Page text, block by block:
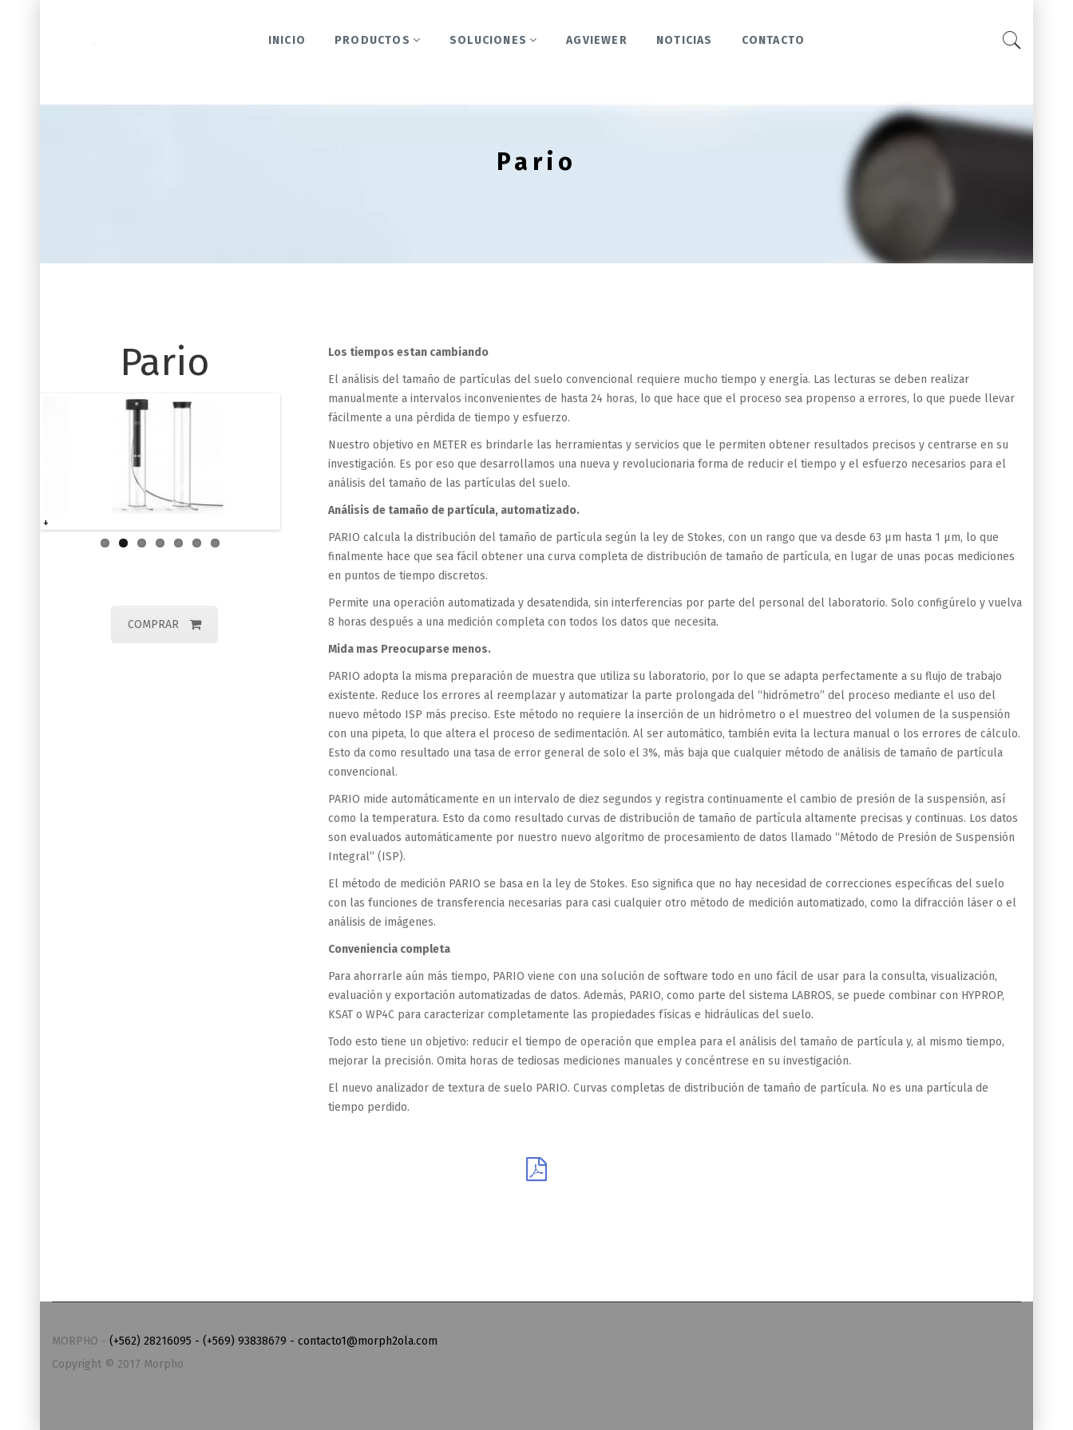
INICIO PRODUCTOS SOLUCIONES AGVIEWER NOTICIAS CONTACTO
Pario
Pario
+
COMPRAR
Los tiempos estan cambiando
El análisis del tamaño de partículas del suelo convencional requiere mucho tiempo y energía. Las lecturas se deben realizar
manualmente a intervalos inconvenientes de hasta 24 horas, lo que hace que el proceso sea propenso a errores, lo que puede llevar
fácilmente a una pérdida de tiempo y esfuerzo.
Nuestro objetivo en METER es brindarle las herramientas y servicios que le permiten obtener resultados precisos y centrarse en su
investigación. Es por eso que desarrollamos una nueva y revolucionaria forma de reducir el tiempo y el esfuerzo necesarios para el
análisis del tamaño de las partículas del suelo.
Análisis de tamaño de partícula, automatizado.
PARIO calcula la distribución del tamaño de partícula según la ley de Stokes, con un rango que va desde 63 μm hasta 1 μm, lo que
finalmente hace que sea fácil obtener una curva completa de distribución de tamaño de partícula, en lugar de unas pocas mediciones
en puntos de tiempo discretos.
Permite una operación automatizada y desatendida, sin interferencias por parte del personal del laboratorio. Solo configúrelo y vuelva
8 horas después a una medición completa con todos los datos que necesita.
Mida mas Preocuparse menos.
PARIO adopta la misma preparación de muestra que utiliza su laboratorio, por lo que se adapta perfectamente a su flujo de trabajo
existente. Reduce los errores al reemplazar y automatizar la parte prolongada del “hidrómetro” del proceso mediante el uso del
nuevo método ISP más preciso. Este método no requiere la inserción de un hidrómetro o el muestreo del volumen de la suspensión
con una pipeta, lo que altera el proceso de sedimentación. Al ser automático, también evita la lectura manual o los errores de cálculo.
Esto da como resultado una tasa de error general de solo el 3%, más baja que cualquier método de análisis de tamaño de partícula
convencional.
PARIO mide automáticamente en un intervalo de diez segundos y registra continuamente el cambio de presión de la suspensión, así
como la temperatura. Esto da como resultado curvas de distribución de tamaño de partícula altamente precisas y continuas. Los datos
son evaluados automáticamente por nuestro nuevo algoritmo de procesamiento de datos llamado “Método de Presión de Suspensión
Integral” (ISP).
El método de medición PARIO se basa en la ley de Stokes. Eso significa que no hay necesidad de correcciones específicas del suelo
con las funciones de transferencia necesarias para casi cualquier otro método de medición automatizado, como la difracción láser o el
análisis de imágenes.
Conveniencia completa
Para ahorrarle aún más tiempo, PARIO viene con una solución de software todo en uno fácil de usar para la consulta, visualización,
evaluación y exportación automatizadas de datos. Además, PARIO, como parte del sistema LABROS, se puede combinar con HYPROP,
KSAT o WP4C para caracterizar completamente las propiedades físicas e hidráulicas del suelo.
Todo esto tiene un objetivo: reducir el tiempo de operación que emplea para el análisis del tamaño de partícula y, al mismo tiempo,
mejorar la precisión. Omita horas de tediosas mediciones manuales y concéntrese en su investigación.
El nuevo analizador de textura de suelo PARIO. Curvas completas de distribución de tamaño de partícula. No es una partícula de
tiempo perdido.
MORPHO - (+562) 28216095 - (+569) 93838679 - contacto1@morph2ola.com
Copyright © 2017 Morpho